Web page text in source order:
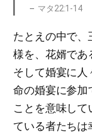
マタ22:1-14
たとえの中で、
様を、花婿であ
そして婚宴に人
命の婚宴に参加
ことを意味し
ている者たちは